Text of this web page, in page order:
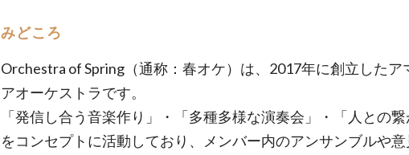
みどころ
Orchestra of Spring（通称：春オケ）は、2017年に創立したア
アオーケストラです。
「発信し合う音楽作り」・「多種多様な演奏会」・「人との
をコンセプトに活動しており、メンバー内のアンサンブルや